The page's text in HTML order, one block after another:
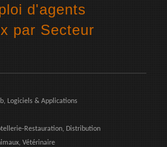
d'agents
par Secteur
Logiciels & Applications
Restauration, Distribution
Vétérinaire